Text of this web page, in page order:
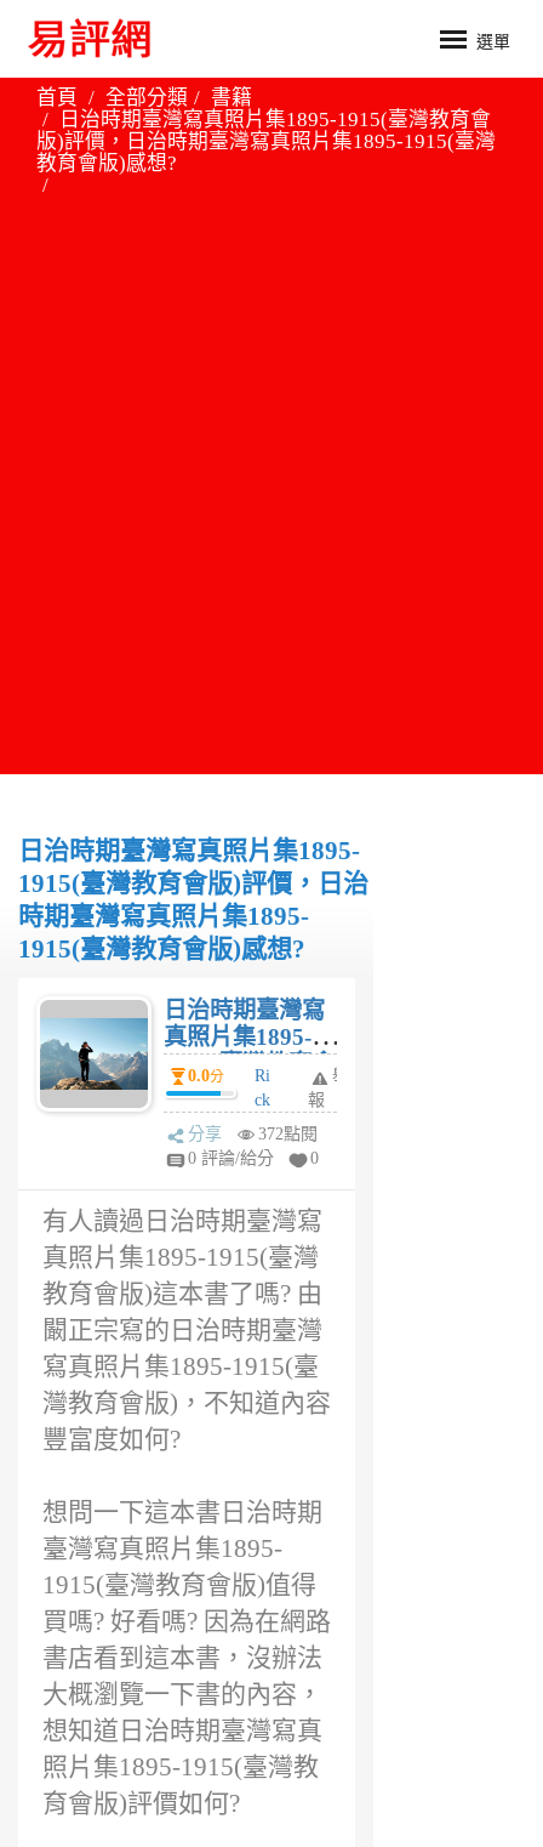
選單
首頁 全部分類
書籍
日治時期臺灣寫真照片集1895-1915(臺灣教育會
版)評價，日治時期臺灣寫真照片集1895-1915(臺灣
教育會版)感想?
日治時期臺灣寫真照片集1895-
1915(臺灣教育會版)評價，日治
時期臺灣寫真照片集1895-
1915(臺灣教育會版)感想?
日治時期臺灣寫
真照片集1895-
1915(臺灣教育會
版)評價，日治時
期臺灣寫真照片
集1895-1915(臺
灣教育會版)感
0.0分
Ri
ck
1
年
舉
報
分享
372點閱
0 評論/給分
0
有人讀過日治時期臺灣寫
真照片集1895-1915(臺灣
教育會版)這本書了嗎? 由
闞正宗寫的日治時期臺灣
寫真照片集1895-1915(臺
灣教育會版)，不知道內容
豐富度如何?
想問一下這本書日治時期
臺灣寫真照片集1895-
1915(臺灣教育會版)值得
買嗎? 好看嗎? 因為在網路
書店看到這本書，沒辦法
大概瀏覽一下書的內容，
想知道日治時期臺灣寫真
照片集1895-1915(臺灣教
育會版)評價如何?